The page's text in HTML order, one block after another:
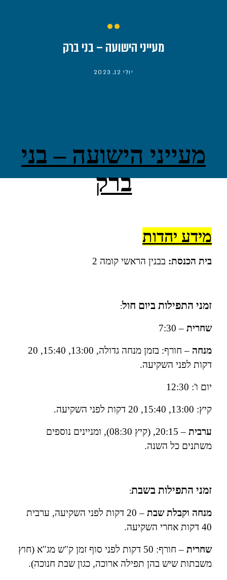
מעייני הישועה – בני ברק
יולי 12, 2023
מעייני הישועה – בני
ברק
מידע יהדות
בית הכנסת:בבנין הראשי קומה 2
זמני התפילות ביום חול:
שחרית– 7:30
מנחה
– חורף: בזמן מנחה גדולה, 13:00, 15:40, 20
דקות לפני השקיעה.
יום ו': 12:30
קיץ: 13:00, 15:40, 20 דקות לפני השקיעה.
ערבית
– 20:15, (קיץ 08:30), ומניינים נוספים
משתנים כל השנה.
זמני התפילות בשבת:
מנחה וקבלת שבת
– 20 דקות לפני השקיעה, ערבית
40 דקות אחרי השקיעה.
שחרית
– חורף: 50 דקות לפני סוף זמן ק"ש מג"א (חוץ
משבתות שיש בהן תפילה ארוכה, כגון שבת חנוכה).